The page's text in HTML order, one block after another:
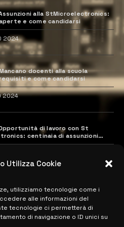
Utilizza Cookie
utilizziamo tecnologie come i
alle informazioni del
tecnologie ci permetterà di
di navigazione o ID unici su
alla StMicroelectronics:
e come candidarsi
2024
docenti alla scuola
e come candidarsi
2024
di lavoro con St
centinaia di assunzioni